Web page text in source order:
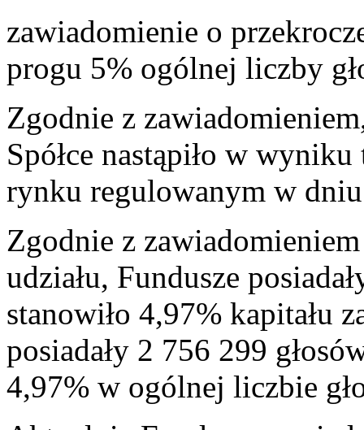
zawiadomienie o
progu 5% ogólnej liczby
Zgodnie z
Spółce nastąpiło w
rynku regulowanym w
Zgodnie z
udziału, Fundusze
stanowiło 4,97% kapitału
posiadały 2 756 299
4,97% w ogólnej liczbie